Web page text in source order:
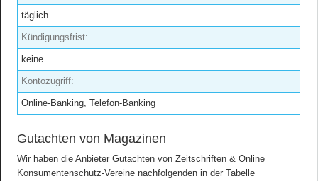
täglich
Kündigungsfrist:
keine
Kontozugriff:
Online-Banking, Telefon-Banking
Gutachten von Magazinen
Wir haben die Anbieter Gutachten von Zeitschriften & Online
Konsumentenschutz-Vereine nachfolgenden in der Tabelle